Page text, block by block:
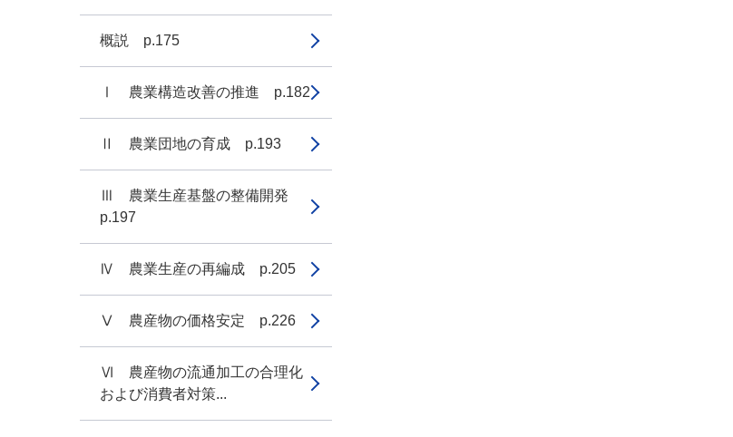
概説 p.175
Ⅰ 農業構造改善の推進 p.182
Ⅱ 農業団地の育成 p.193
Ⅲ 農業生産基盤の整備開発
p.197
Ⅳ 農業生産の再編成 p.205
Ⅴ 農産物の価格安定 p.226
Ⅵ 農産物の流通加工の合理化
および消費者対策...